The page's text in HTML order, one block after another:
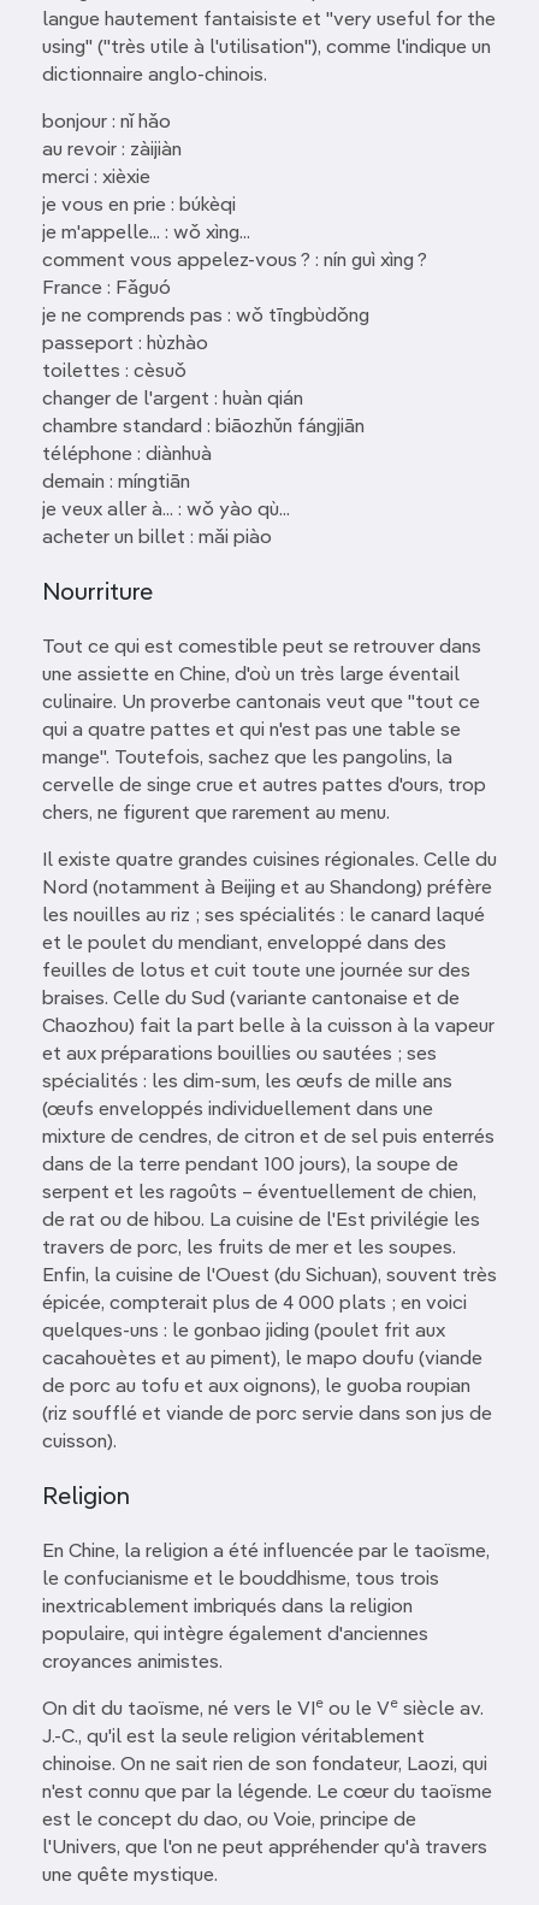
langue hautement fantaisiste et "very useful for the
using" ("très utile à l'utilisation"), comme l'indique un
dictionnaire anglo-chinois.
bonjour : nǐ hǎo
au revoir : zàijiàn
merci : xièxie
je vous en prie : búkèqi
je m'appelle... : wǒ xìng...
comment vous appelez-vous ? : nín guì xìng ?
France : Fǎguó
je ne comprends pas : wǒ tīngbùdǒng
passeport : hùzhào
toilettes : cèsuǒ
changer de l'argent : huàn qián
chambre standard : biāozhǔn fángjiān
téléphone : diànhuà
demain : míngtiān
je veux aller à... : wǒ yào qù...
acheter un billet : mǎi piào
Nourriture
Tout ce qui est comestible peut se retrouver dans
une assiette en Chine, d'où un très large éventail
culinaire. Un proverbe cantonais veut que "tout ce
qui a quatre pattes et qui n'est pas une table se
mange". Toutefois, sachez que les pangolins, la
cervelle de singe crue et autres pattes d'ours, trop
chers, ne figurent que rarement au menu.
Il existe quatre grandes cuisines régionales. Celle du
Nord (notamment à Beijing et au Shandong) préfère
les nouilles au riz ; ses spécialités : le canard laqué
et le poulet du mendiant, enveloppé dans des
feuilles de lotus et cuit toute une journée sur des
braises. Celle du Sud (variante cantonaise et de
Chaozhou) fait la part belle à la cuisson à la vapeur
et aux préparations bouillies ou sautées ; ses
spécialités : les dim-sum, les œufs de mille ans
(œufs enveloppés individuellement dans une
mixture de cendres, de citron et de sel puis enterrés
dans de la terre pendant 100 jours), la soupe de
serpent et les ragoûts – éventuellement de chien,
de rat ou de hibou. La cuisine de l'Est privilégie les
travers de porc, les fruits de mer et les soupes.
Enfin, la cuisine de l'Ouest (du Sichuan), souvent très
épicée, compterait plus de 4 000 plats ; en voici
quelques-uns : le gonbao jiding (poulet frit aux
cacahouètes et au piment), le mapo doufu (viande
de porc au tofu et aux oignons), le guoba roupian
(riz soufflé et viande de porc servie dans son jus de
cuisson).
Religion
En Chine, la religion a été influencée par le taoïsme,
le confucianisme et le bouddhisme, tous trois
inextricablement imbriqués dans la religion
populaire, qui intègre également d'anciennes
croyances animistes.
On dit du taoïsme, né vers le VI e ou le Ve siècle av.
J.-C., qu'il est la seule religion véritablement
chinoise. On ne sait rien de son fondateur, Laozi, qui
n'est connu que par la légende. Le cœur du taoïsme
est le concept du dao, ou Voie, principe de
l'Univers, que l'on ne peut appréhender qu'à travers
une quête mystique.